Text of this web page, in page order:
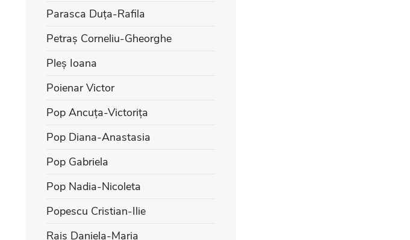
Parasca Duța-Rafila
Petraș Corneliu-Gheorghe
Pleș Ioana
Poienar Victor
Pop Ancuța-Victorița
Pop Diana-Anastasia
Pop Gabriela
Pop Nadia-Nicoleta
Popescu Cristian-Ilie
Rais Daniela-Maria